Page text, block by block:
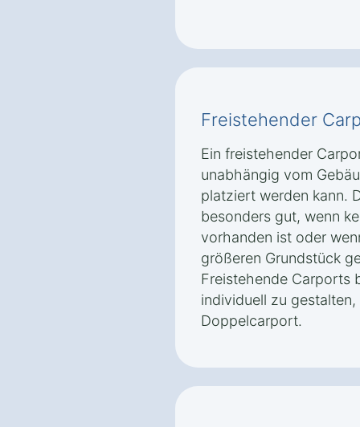
Freistehender
Ein freistehender
unabhängig vom
platziert werden kann.
besonders gut, wenn
vorhanden ist oder
größeren Grundstück
Freistehende Carports
individuell zu
Doppelcarport.